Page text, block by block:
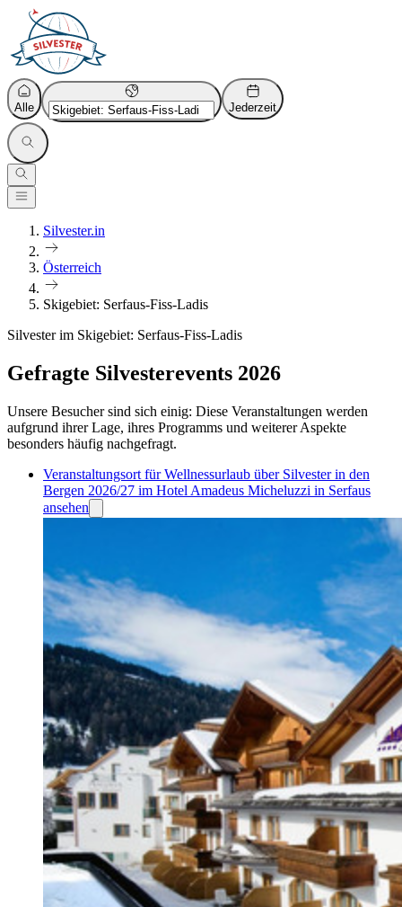
Alle Jederzeit
Silvester.in
Österreich
Skigebiet: Serfaus-Fiss-Ladis
Silvester im Skigebiet: Serfaus-Fiss-Ladis
Gefragte Silvesterevents 2026
Unsere Besucher sind sich einig: Diese Veranstaltungen werden
aufgrund ihrer Lage, ihres Programms und weiterer Aspekte
besonders häufig nachgefragt.
Veranstaltungsort für Wellnessurlaub über Silvester in den
Bergen 2026/27 im Hotel Amadeus Micheluzzi in Serfaus
ansehen